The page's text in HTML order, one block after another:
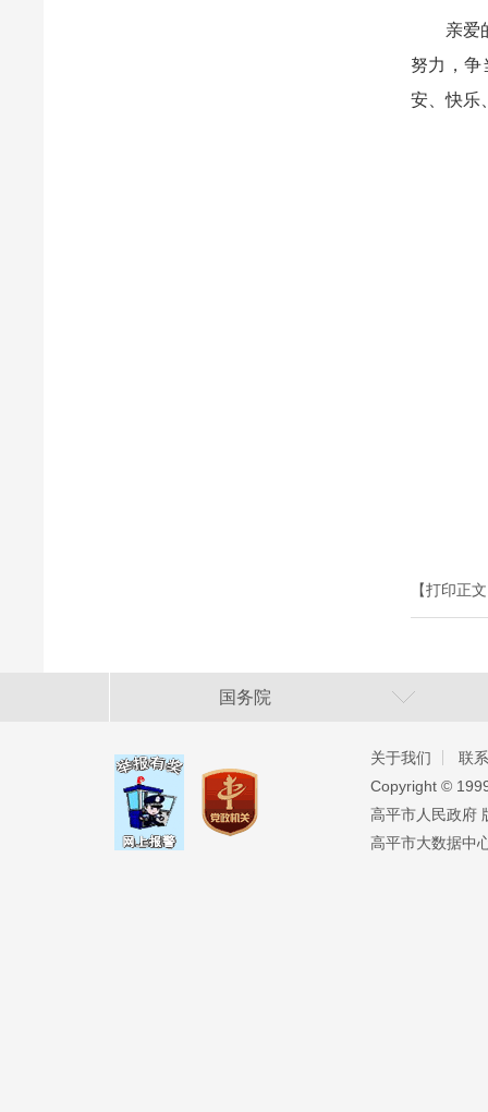
亲爱的
努力，争
安、快乐
【打印正
国务院
关于我们
联
Copyright ©️
高平市人民政府
高平市大数据